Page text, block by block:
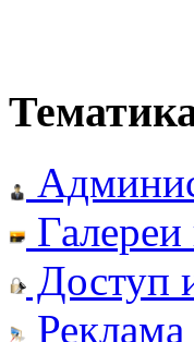
Доступ
Реклама